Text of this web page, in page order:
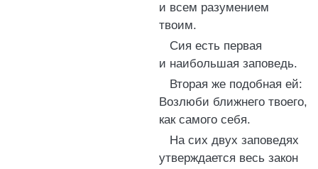
и всем разумением
твоим.
Сия есть первая
и наибольшая заповедь.
Вторая же подобная ей:
Возлюби ближнего твоего,
как самого себя.
На сих двух заповедях
утверждается весь закон